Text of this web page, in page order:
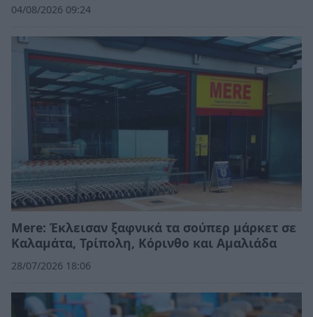
04/08/2026 09:24
Mere: Έκλεισαν ξαφνικά τα σούπερ μάρκετ σε
Καλαμάτα, Τρίπολη, Κόρινθο και Αμαλιάδα
28/07/2026 18:06